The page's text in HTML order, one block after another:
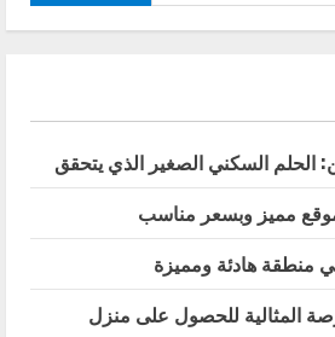
الحلم السكني الصغير الذي يتحقق
مميز وبسعر مناسب
منطقة هادئة ومميزة
المثالية للحصول على منزل